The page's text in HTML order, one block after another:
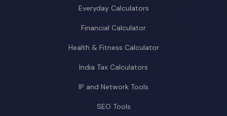
Everyday Calculators
Financial Calculator
Health & Fitness Calculator
India Tax Calculators
IP and Network Tools
SEO Tools